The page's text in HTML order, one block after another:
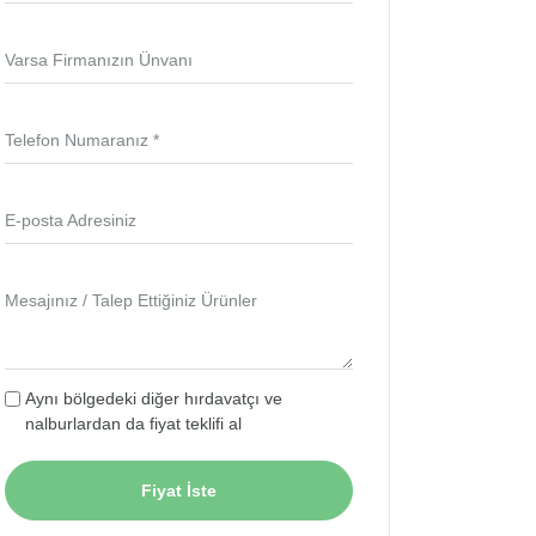
Varsa Firmanızın Ünvanı
Telefon Numaranız *
E-posta Adresiniz
Mesajınız / Talep Ettiğiniz Ürünler
Aynı bölgedeki diğer hırdavatçı ve
nalburlardan da fiyat teklifi al
Fiyat İste